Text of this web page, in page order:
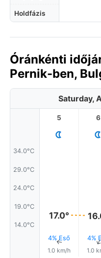
Holdfázis
Óránkénti
Pernik-ben,
Saturday,
34.0°C
29.0°C
24.0°C
19.0°C
14.0°C
5
17.0°
4% Eső
↑
1.0 km/h
6
4%
1.0